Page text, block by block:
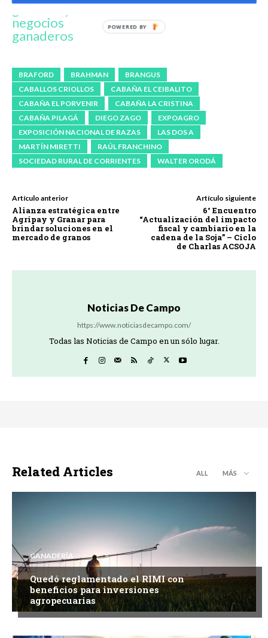
genética y los
negocios
ganaderos
BRAFORD BRAHMAN
BRANGUS
CABALLOS CRIOLLOS
CABAÑA EL CEIBALITO
CABAÑA EL PORVENIR
CABAÑA LA CRISTINA
CABAÑA PILAGÁ
DIEGO ZAGO
EXPOAGRO
EXPOSICIÓN NACIONAL DE RAZAS
LAS DOS A
MARTÍN MIRETTI
RAÚL FRANCHINO
SOCIEDAD RURAL DE CORRIENTES
WALTER ORODÁ
Artículo anterior
Alianza estratégica entre
Agripay y Granar para
brindar soluciones en el
mercado de granos
Artículo siguiente
6° Encuentro
“Actualización del impacto
fiscal y cambiario en la
cadena de la Soja” – Ciclo
de Charlas ACSOJA
Noticias De Campo
https://www.noticiasdecampo.com/
Todas las Noticias de Campo en un sólo lugar.
Related Articles ALL MÁS
GANADERÍA
Quedó reglamentado el RIMI con
beneficios para inversiones
agropecuarias